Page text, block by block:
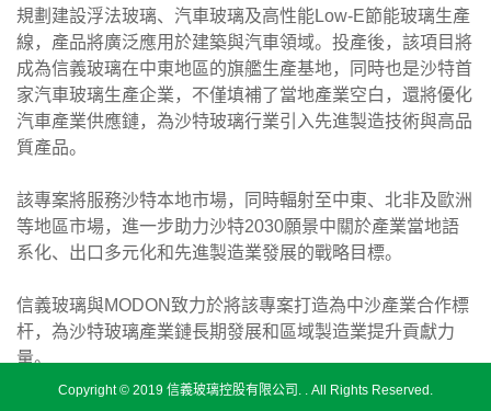
規劃建設浮法玻璃、汽車玻璃及高性能Low-E節能玻璃生產
線，產品將廣泛應用於建築與汽車領域。投產後，該項目將
成為信義玻璃在中東地區的旗艦生產基地，同時也是沙特首
家汽車玻璃生產企業，不僅填補了當地產業空白，還將優化
汽車產業供應鏈，為沙特玻璃行業引入先進製造技術與高品
質產品。
該專案將服務沙特本地市場，同時輻射至中東、北非及歐洲
等地區市場，進一步助力沙特2030願景中關於產業當地語
系化、出口多元化和先進製造業發展的戰略目標。
信義玻璃與MODON致力於將該專案打造為中沙產業合作標
杆，為沙特玻璃產業鏈長期發展和區域製造業提升貢獻力
量。
Copyright © 2019 信義玻璃控股有限公司. . All Rights Reserved.